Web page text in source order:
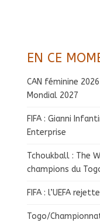
EN CE
CAN féminine
Mondial 2027
FIFA : Gianni
Enterprise
Tchoukball : The
champions du
FIFA : l’UEFA
Togo/